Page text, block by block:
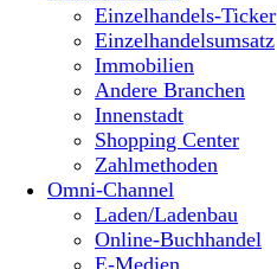
Einzelhandels-Ticker
Einzelhandelsumsatz
Immobilien
Andere Branchen
Innenstadt
Shopping Center
Zahlmethoden
Omni-Channel
Laden/Ladenbau
Online-Buchhandel